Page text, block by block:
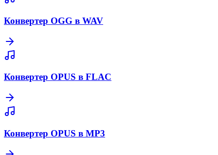
Конвертер OGG в WAV
Конвертер OPUS в FLAC
Конвертер OPUS в MP3